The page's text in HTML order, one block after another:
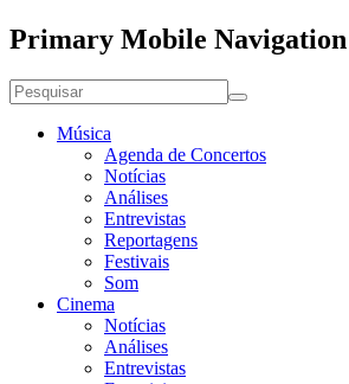
Primary Mobile Navigation
Música
Agenda de Concertos
Notícias
Análises
Entrevistas
Reportagens
Festivais
Som
Cinema
Notícias
Análises
Entrevistas